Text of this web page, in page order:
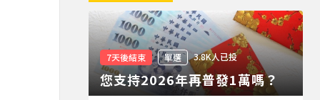
7天後結束 單選 3.8K人已投
您支持2026年再普發1萬嗎？